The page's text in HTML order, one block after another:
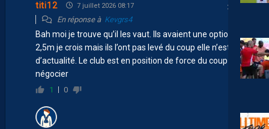
titi12 7 juillet 2026 08:17
En réponse à Kevgrs4
Bah moi je trouve qu’il les vaut. Ils avaient une option a
2,5m je crois mais ils l’ont pas levé du coup elle n’est plus
d’actualité. Le club est en position de force du coup pour
négocier
1 0